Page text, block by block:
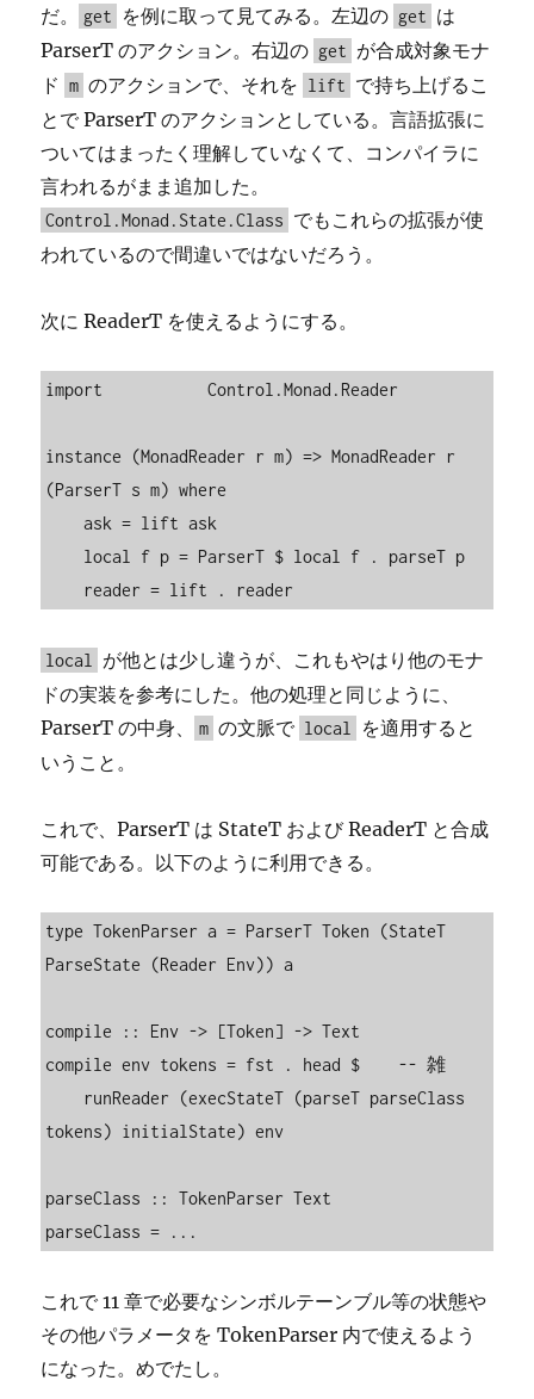
だ。 get を例に取って見てみる。左辺の get は
ParserT のアクション。右辺の get が合成対象モナ
ド
m のアクションで、それを lift で持ち上げるこ
とで ParserT のアクションとしている。言語拡張に
ついてはまったく理解していなくて、コンパイラに
言われるがまま追加した。
Control.Monad.State.Class でもこれらの拡張が使
われているので間違いではないだろう。
次に ReaderT を使えるようにする。
import           Control.Monad.Reader
instance (MonadReader r m) => MonadReader r
(ParserT s m) where
    ask = lift ask
    reader = lift . reader
local
が他とは少し違うが、これもやはり他のモナ
ドの実装を参考にした。他の処理と同じように、
ParserT の中身、
m の文脈で local
を適用すると
いうこと。
これで、ParserT は StateT および ReaderT と合成
可能である。以下のように利用できる。
type TokenParser a = ParserT Token (StateT
ParseState (Reader Env)) a
compile :: Env -> [Token] -> Text
compile env tokens = fst . head $    -- 雑
tokens) initialState) env
parseClass :: TokenParser Text
parseClass = ...
これで 11 章で必要なシンボルテーンブル等の状態や
その他パラメータを TokenParser 内で使えるよう
になった。めでたし。